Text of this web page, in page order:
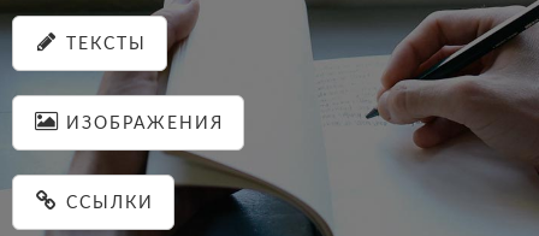
ТЕКСТЫ
ИЗОБРАЖЕНИЯ
ССЫЛКИ